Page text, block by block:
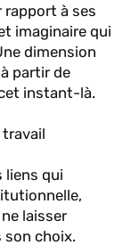
rapport à ses
imaginaire qui
dimension
partir de
instant-là.
liens qui
laisser
son choix.